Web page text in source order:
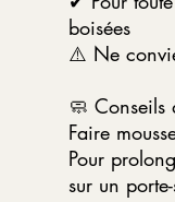
boisées
⚠️ Ne
🧼 Conseils
Faire
Pour
sur un